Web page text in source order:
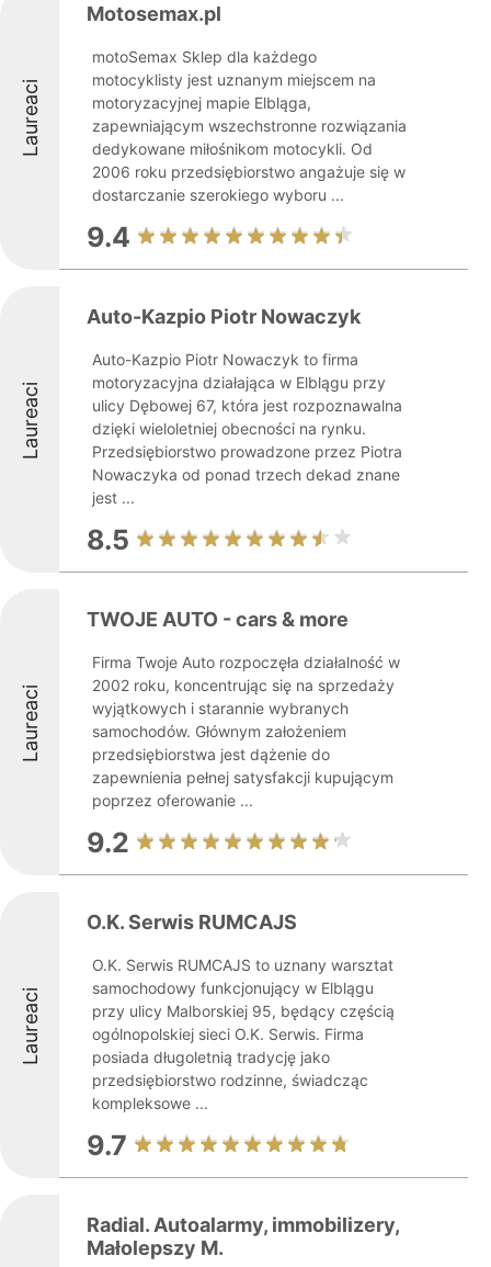
Laureaci
Motosemax.pl
motoSemax Sklep dla każdego
motocyklisty jest uznanym miejscem na
motoryzacyjnej mapie Elbląga,
zapewniającym wszechstronne rozwiązania
dedykowane miłośnikom motocykli. Od
2006 roku przedsiębiorstwo angażuje się w
dostarczanie szerokiego wyboru ...
9.4
Laureaci
Auto-Kazpio Piotr Nowaczyk
Auto-Kazpio Piotr Nowaczyk to firma
motoryzacyjna działająca w Elblągu przy
ulicy Dębowej 67, która jest rozpoznawalna
dzięki wieloletniej obecności na rynku.
Przedsiębiorstwo prowadzone przez Piotra
Nowaczyka od ponad trzech dekad znane
jest ...
8.5
Laureaci
TWOJE AUTO - cars & more
Firma Twoje Auto rozpoczęła działalność w
2002 roku, koncentrując się na sprzedaży
wyjątkowych i starannie wybranych
samochodów. Głównym założeniem
przedsiębiorstwa jest dążenie do
zapewnienia pełnej satysfakcji kupującym
poprzez oferowanie ...
9.2
Laureaci
O.K. Serwis RUMCAJS
O.K. Serwis RUMCAJS to uznany warsztat
samochodowy funkcjonujący w Elblągu
przy ulicy Malborskiej 95, będący częścią
ogólnopolskiej sieci O.K. Serwis. Firma
posiada długoletnią tradycję jako
przedsiębiorstwo rodzinne, świadcząc
kompleksowe ...
9.7
Radial. Autoalarmy, immobilizery,
Małolepszy M.